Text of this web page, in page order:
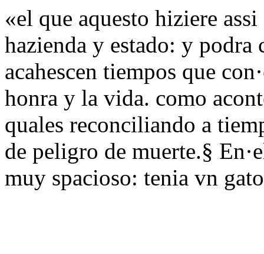
«el que aquesto hiziere
hazienda y estado: y
acahescen tiempos que
honra y la vida. como
quales reconciliando a
de peligro de muerte.§
muy spacioso: tenia vn